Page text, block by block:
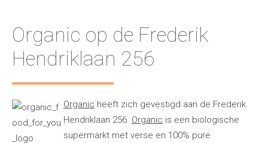
Organic op de Frederik
Hendriklaan 256
Organic heeft zich gevestigd aan de Frederik
Hendriklaan 256. Organic is een biologische
supermarkt met verse en 100% pure